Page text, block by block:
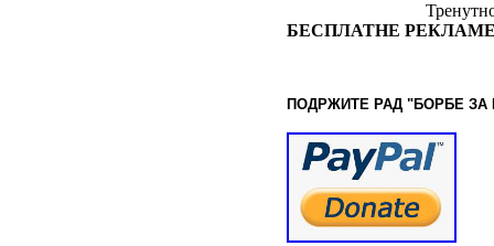
БЕСПЛАТНЕ
ПОДРЖИТЕ РАД "БОРБЕ ЗА